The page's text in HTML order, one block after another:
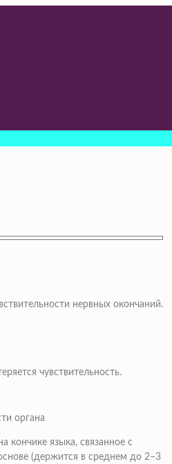
нервных окончаний.
чувствительность.
органа
кончике языка, связанное с
(держится в среднем до 2–3